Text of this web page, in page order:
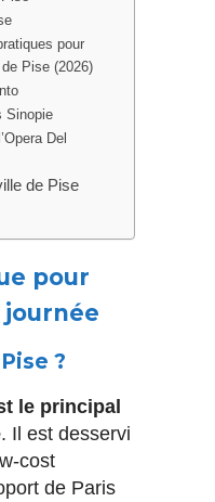
pour
Pise (2026)
Sinopie
Del
de Pise
pour
journée
?
le principal
. Il est desservi
cost
de Paris